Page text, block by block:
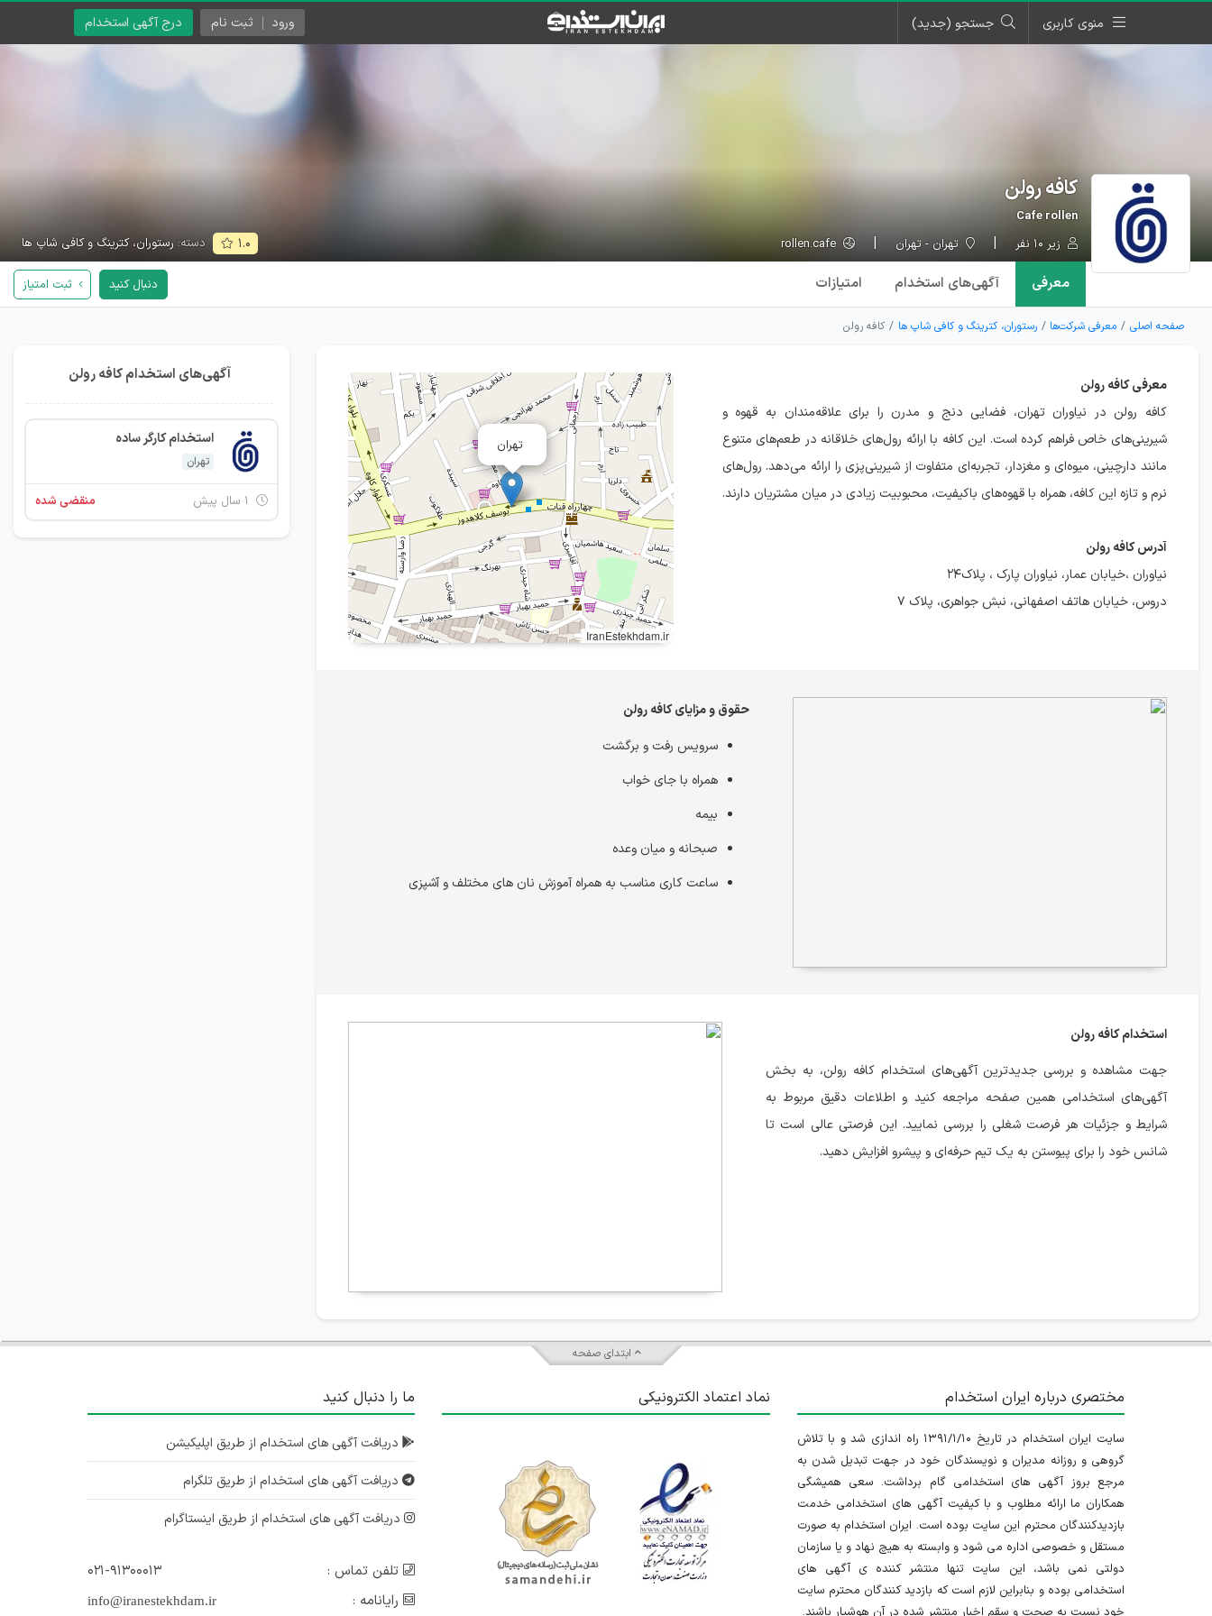
منوی کاربری جستجو (جدید) درج آگهی استخدام ورود ثبت نام
کافه رولن
Cafe rollen
زیر ۱۰ نفر
تهران - تهران rollen.cafe ۱.۰ دسته: رستوران، کترینگ و کافی شاپ ها
معرفی آگهی‌های استخدام امتیازات دنبال کنید ثبت امتیاز
صفحه اصلی معرفی شرکت‌ها رستوران، کترینگ و کافی شاپ ها کافه رولن
معرفی کافه رولن
کافه رولن در نیاوران تهران، فضایی دنج و مدرن را برای علاقه‌مندان به قهوه و
شیرینی‌های خاص فراهم کرده است. این کافه با ارائه رول‌های خلاقانه در طعم‌های متنوع
مانند دارچینی، میوه‌ای و مغزدار، تجربه‌ای متفاوت از شیرینی‌پزی را ارائه می‌دهد. رول‌های
نرم و تازه این کافه، همراه با قهوه‌های باکیفیت، محبوبیت زیادی در میان مشتریان دارند.
آدرس کافه رولن
نیاوران ،خیابان عمار، نیاوران پارک ، پلاک۲۴
دروس، خیابان هاتف اصفهانی، نبش جواهری، پلاک ۷
تهران
IranEstekhdam.ir
حقوق و مزایای کافه رولن
سرویس رفت و برگشت
همراه با جای خواب
بیمه
صبحانه و میان وعده
ساعت کاری مناسب به همراه آموزش نان های مختلف و آشپزی
استخدام کافه رولن
جهت مشاهده و بررسی جدیدترین آگهی‌های استخدام کافه رولن، به بخش
آگهی‌های استخدامی همین صفحه مراجعه کنید و اطلاعات دقیق مربوط به
شرایط و جزئیات هر فرصت شغلی را بررسی نمایید. این فرصتی عالی است تا
شانس خود را برای پیوستن به یک تیم حرفه‌ای و پیشرو افزایش دهید.
آگهی‌های استخدام کافه رولن
استخدام کارگر ساده
تهران
منقضی شده
ابتدای صفحه
مختصری درباره ایران استخدام
سایت ایران استخدام در تاریخ ۱۳۹۱/۱/۱۰ راه اندازی شد و با تلاش
گروهی و روزانه مدیران و نویسندگان خود در جهت تبدیل شدن به
مرجع بروز آگهی های استخدامی گام برداشت. سعی همیشگی
همکاران ما ارائه مطلوب و با کیفیت آگهی های استخدامی خدمت
بازدیدکنندگان محترم این سایت بوده است. ایران استخدام به صورت
مستقل و خصوصی اداره می شود و وابسته به هیچ نهاد و یا سازمان
دولتی نمی باشد، این سایت تنها منتشر کننده ی آگهی های
استخدامی بوده و بنابراین لازم است که بازدید کنندگان محترم سایت
خود نسبت به صحت و سقم اخبار منتشر شده در آن هوشیار باشند.
نماد اعتماد الکترونیکی ما را دنبال کنید
دریافت آگهی های استخدام از طریق اپلیکیشن
دریافت آگهی های استخدام از طریق تلگرام
دریافت آگهی های استخدام از طریق اینستاگرام
تلفن تماس :
۰۲۱-۹۱۳۰۰۰۱۳
رایانامه :
info@iranestekhdam.ir